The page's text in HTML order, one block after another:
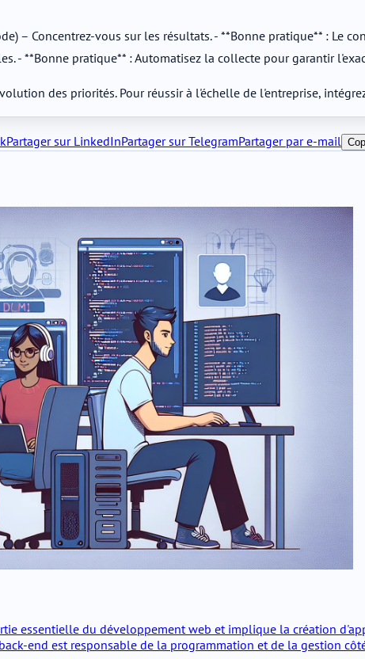
– Concentrez-vous sur les résultats. - **Bonne pratique** : Le
- **Bonne pratique** : Automatisez la collecte pour garantir
des priorités. Pour réussir à l'échelle de l'entreprise,
Partager sur LinkedInPartager sur TelegramPartager par e-mail
essentielle du développement web et implique la création
end est responsable de la programmation et de la gestion